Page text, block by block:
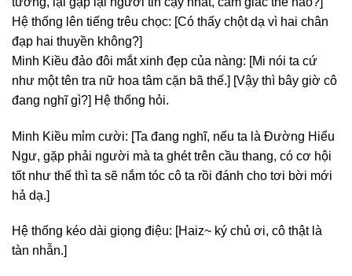
Hệ thống lên tiếng trêu chọc: [Có thấy chột dạ vì hai chân
đạp hai thuyền không?]
Minh Kiều đảo đôi mắt xinh đẹp của nàng: [Mi nói ta cứ
như một tên tra nữ hoa tâm cặn bã thế.] [Vậy thì bây giờ cô
đang nghĩ gì?] Hệ thống hỏi.
Minh Kiều mỉm cười: [Ta đang nghĩ, nếu ta là Đường Hiểu
Ngư, gặp phải người mà ta ghét trên cầu thang, có cơ hội
tốt như thế thì ta sẽ nắm tóc cô ta rồi đánh cho tơi bời mới
hả dạ.]
Hệ thống kéo dài giọng điệu: [Haiz~ ký chủ ơi, cô thật là
tàn nhẫn.]